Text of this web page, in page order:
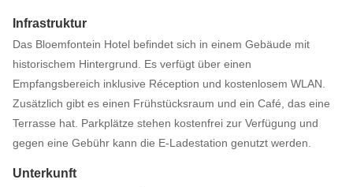
Infrastruktur
Das Bloemfontein Hotel befindet sich in einem Gebäude mit
historischem Hintergrund. Es verfügt über einen
Empfangsbereich inklusive Réception und kostenlosem WLAN.
Zusätzlich gibt es einen Frühstücksraum und ein Café, das eine
Terrasse hat. Parkplätze stehen kostenfrei zur Verfügung und
gegen eine Gebühr kann die E-Ladestation genutzt werden.
Unterkunft